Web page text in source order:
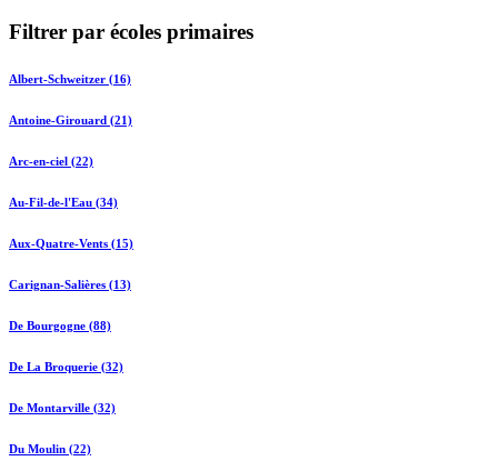
Filtrer par écoles primaires
Albert-Schweitzer (16)
Antoine-Girouard (21)
Arc-en-ciel (22)
Au-Fil-de-l'Eau (34)
Aux-Quatre-Vents (15)
Carignan-Salières (13)
De Bourgogne (88)
De La Broquerie (32)
De Montarville (32)
Du Moulin (22)